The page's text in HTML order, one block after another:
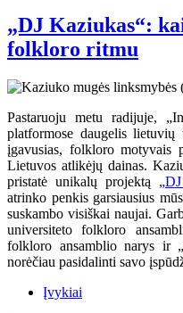
„DJ Kaziukas“:
folkloro ritmu
Pastaruoju metu radijuje,
platformose daugelis
įgavusias, folkloro motyvais
Lietuvos atlikėjų dainas.
pristatė unikalų projektą
atrinko penkis garsiausius
suskambo visiškai naujai.
universiteto folkloro
folkloro ansamblio narys ir
norėčiau pasidalinti savo
Įvykiai